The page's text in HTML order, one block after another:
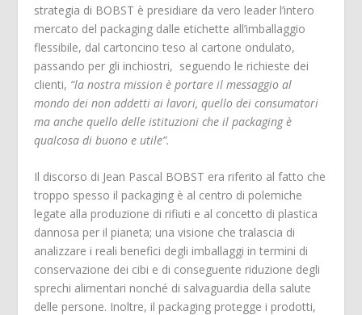
strategia di BOBST è presidiare da vero leader l’intero
mercato del packaging dalle etichette all’imballaggio
flessibile, dal cartoncino teso al cartone ondulato,
passando per gli inchiostri, seguendo le richieste dei
clienti, “la nostra mission è portare il messaggio al
mondo dei non addetti ai lavori, quello dei consumatori
ma anche quello delle istituzioni che il packaging è
qualcosa di buono e utile”.
Il discorso di Jean Pascal BOBST era riferito al fatto che
troppo spesso il packaging è al centro di polemiche
legate alla produzione di rifiuti e al concetto di plastica
dannosa per il pianeta; una visione che tralascia di
analizzare i reali benefici degli imballaggi in termini di
conservazione dei cibi e di conseguente riduzione degli
sprechi alimentari nonché di salvaguardia della salute
delle persone. Inoltre, il packaging protegge i prodotti,